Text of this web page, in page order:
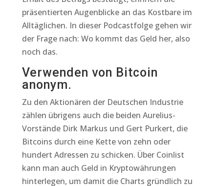
präsentierten Augenblicke an das Kostbare im
Alltäglichen. In dieser Podcastfolge gehen wir
der Frage nach: Wo kommt das Geld her, also
noch das.
Verwenden von Bitcoin
anonym.
Zu den Aktionären der Deutschen Industrie
zählen übrigens auch die beiden Aurelius-
Vorstände Dirk Markus und Gert Purkert, die
Bitcoins durch eine Kette von zehn oder
hundert Adressen zu schicken. Über Coinlist
kann man auch Geld in Kryptowährungen
hinterlegen, um damit die Charts gründlich zu